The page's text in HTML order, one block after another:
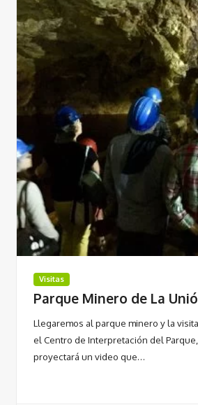
Visitas
Parque Minero de La
Llegaremos al parque minero y la
el Centro de Interpretación del
proyectará un video que…